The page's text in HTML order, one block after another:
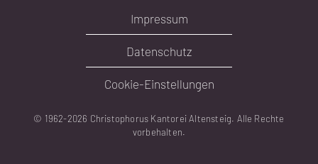
Impressum
Datenschutz
Cookie-Einstellungen
© 1962-2026 Christophorus Kantorei Altensteig. Alle Rechte
vorbehalten.